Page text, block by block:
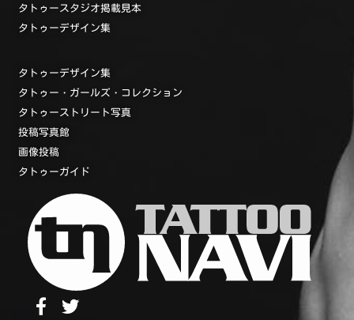
タトゥースタジオ掲載見本
タトゥーデザイン集
タトゥーデザイン集
タトゥー・ガールズ・コレクション
タトゥーストリート写真
投稿写真館
画像投稿
タトゥーガイド